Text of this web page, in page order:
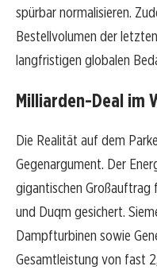
spürbar normalisieren.
Bestellvolumen der
langfristigen globalen
Milliarden-Deal im
Die Realität auf dem
Gegenargument. Der
gigantischen
und Duqm gesichert.
Dampfturbinen sowie
Gesamtleistung von fast